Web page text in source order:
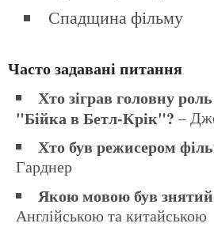
Спадщина фільму
Часто задавані питання
Хто зіграв головну роль у фільмі
"Бійка в Бетл-Крік"? –
Хто був режисером
Гарднер
Якою мовою був
Англійською та китайською